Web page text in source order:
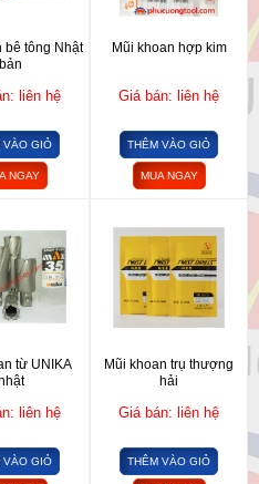
bê tông Nhật
bản
liên hệ
VÀO GIỎ
NGAY
Mũi khoan hợp kim
Giá bán: liên hệ
THÊM VÀO GIỎ
MUA NGAY
từ UNIKA
liên hệ
VÀO GIỎ
Mũi khoan trụ thượng
hải
Giá bán: liên hệ
THÊM VÀO GIỎ